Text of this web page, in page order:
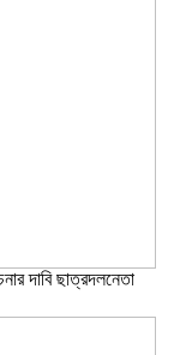
দাবি ছাত্রদলনেতা